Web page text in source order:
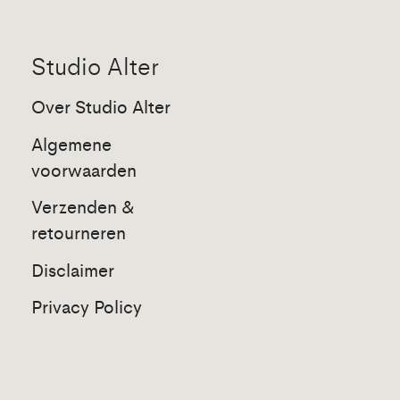
Studio Alter
Over Studio Alter
Algemene
voorwaarden
Verzenden &
retourneren
Disclaimer
Privacy Policy